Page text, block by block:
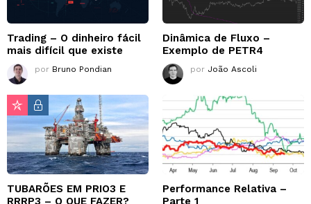
Trading – O dinheiro fácil
mais difícil que existe
por Bruno Pondian
Dinâmica de Fluxo –
Exemplo de PETR4
por João Ascoli
TUBARÕES EM PRIO3 E
RRRP3 – O QUE FAZER?
Performance Relativa –
Parte 1